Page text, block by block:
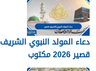
دعاء المولد النبوي الشريف
قصير 2026 مكتوب